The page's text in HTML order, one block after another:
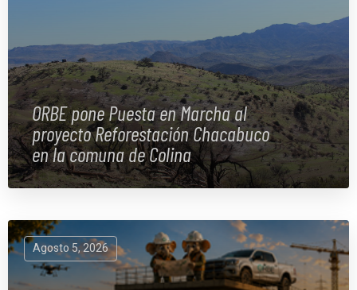
ORBE pone Puesta en Marcha al
proyecto Reforestación Chacabuco
en la comuna de Colina
Agosto 5, 2026